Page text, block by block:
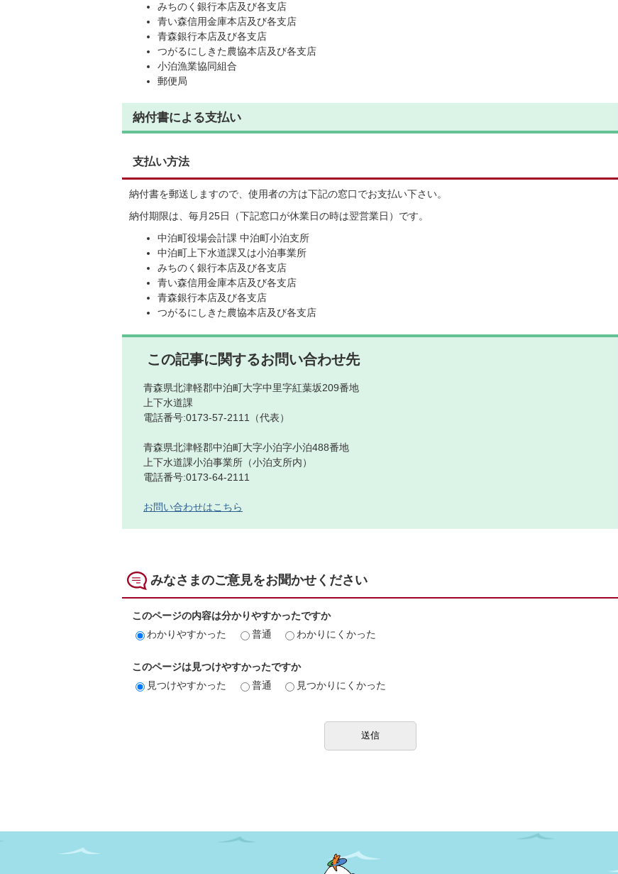
みちのく銀行本店及び各支店
青い森信用金庫本店及び各支店
青森銀行本店及び各支店
つがるにしきた農協本店及び各支店
小泊漁業協同組合
郵便局
納付書による支払い
支払い方法
納付書を郵送しますので、使用者の方は下記の窓口でお支払い下さい。
納付期限は、毎月25日（下記窓口が休業日の時は翌営業日）です。
中泊町役場会計課 中泊町小泊支所
中泊町上下水道課又は小泊事業所
みちのく銀行本店及び各支店
青い森信用金庫本店及び各支店
青森銀行本店及び各支店
つがるにしきた農協本店及び各支店
この記事に関するお問い合わせ先
青森県北津軽郡中泊町大字中里字紅葉坂209番地
上下水道課
電話番号:0173-57-2111（代表）
青森県北津軽郡中泊町大字小泊字小泊488番地
上下水道課小泊事業所（小泊支所内）
電話番号:0173-64-2111
お問い合わせはこちら
みなさまのご意見をお聞かせください
このページの内容は分かりやすかったですか
わかりやすかった
普通 わかりにくかった
このページは見つけやすかったですか
見つけやすかった
普通 見つかりにくかった